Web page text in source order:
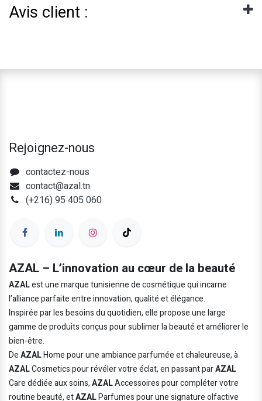
Avis client :
Rejoignez-nous
contactez-nous
contact@azal.tn
(+216) 95 405 060
AZAL – L’innovation au cœur de la beauté
AZALest une marque tunisienne de cosmétique qui incarne
l’alliance parfaite entre innovation, qualité et élégance.
Inspirée par les besoins du quotidien, elle propose une large
gamme de produits conçus pour sublimer la beauté et améliorer le
bien-être.
DeAZALHome pour une ambiance parfumée et chaleureuse, à
AZALCosmetics pour révéler votre éclat, en passant parAZAL
Care dédiée aux soins,AZALAccessoires pour compléter votre
routine beauté, etAZALParfumes pour une signature olfactive